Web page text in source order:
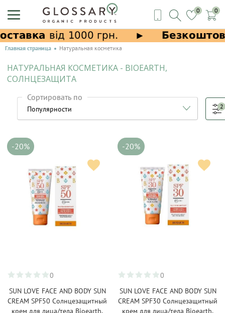
0 0
Главная страница Натуральная косметика
НАТУРАЛЬНАЯ КОСМЕТИКА - BIOEARTH,
СОЛНЦЕЗАЩИТА
Сортировать по
2
-20%
0
SUN LOVE FACE AND BODY SUN
CREAM SPF50 Солнцезащитный
крем для лица/тела Bioearth,
-20%
0
SUN LOVE FACE AND BODY SUN
CREAM SPF30 Солнцезащитный
крем для лица/тела Bioearth,